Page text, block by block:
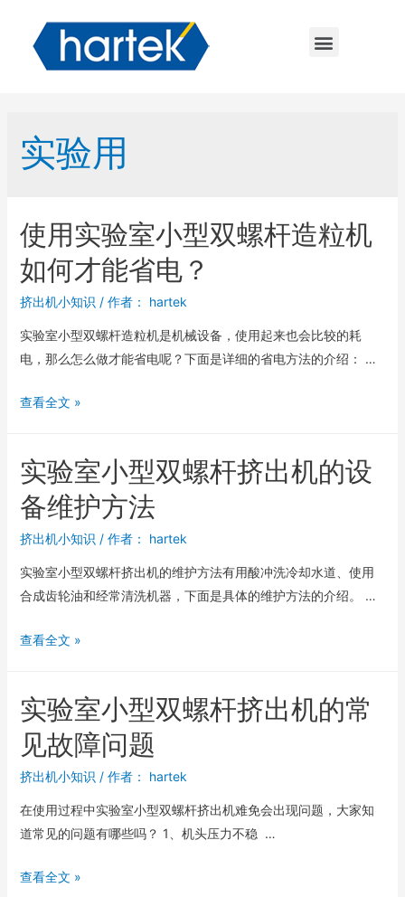
实验用
使用实验室小型双螺杆造粒机
如何才能省电？
挤出机小知识 / 作者： hartek
实验室小型双螺杆造粒机是机械设备，使用起来也会比较的耗
电，那么怎么做才能省电呢？下面是详细的省电方法的介绍： …
查看全文 »
实验室小型双螺杆挤出机的设
备维护方法
挤出机小知识 / 作者： hartek
实验室小型双螺杆挤出机的维护方法有用酸冲洗冷却水道、使用
合成齿轮油和经常清洗机器，下面是具体的维护方法的介绍。 …
查看全文 »
实验室小型双螺杆挤出机的常
见故障问题
挤出机小知识 / 作者： hartek
在使用过程中实验室小型双螺杆挤出机难免会出现问题，大家知
道常见的问题有哪些吗？ 1、机头压力不稳 …
查看全文 »